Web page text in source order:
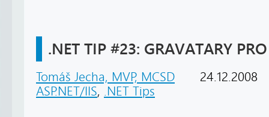
.NET TIP #23: GRAVATARY
Tomáš Jecha, MVP, MCSD
24.12.2008
ASP.NET/IIS, .NET Tips